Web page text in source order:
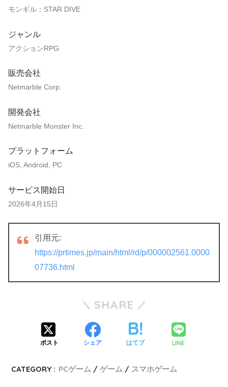
モンギル：STAR DIVE
ジャンル
アクションRPG
販売会社
Netmarble Corp.
開発会社
Netmarble Monster Inc.
プラットフォーム
iOS, Android, PC
サービス開始日
2026年4月15日
引用元:
https://prtimes.jp/main/html/rd/p/000002561.0000
07736.html
SHARE
ポスト シェア はてブ LINE
CATEGORY : PCゲーム ゲーム スマホゲーム